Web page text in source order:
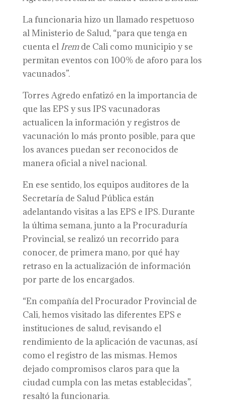
La funcionaria hizo un llamado respetuoso
al Ministerio de Salud, “para que tenga en
cuenta el Iremde Cali como municipio y se
permitan eventos con 100% de aforo para los
vacunados”.
Torres Agredo enfatizó en la importancia de
que las EPS y sus IPS vacunadoras
actualicen la información y registros de
vacunación lo más pronto posible, para que
los avances puedan ser reconocidos de
manera oficial a nivel nacional.
En ese sentido, los equipos auditores de la
Secretaría de Salud Pública están
adelantando visitas a las EPS e IPS. Durante
la última semana, junto a la Procuraduría
Provincial, se realizó un recorrido para
conocer, de primera mano, por qué hay
retraso en la actualización de información
por parte de los encargados.
“En compañía del Procurador Provincial de
Cali, hemos visitado las diferentes EPS e
instituciones de salud, revisando el
rendimiento de la aplicación de vacunas, así
como el registro de las mismas. Hemos
dejado compromisos claros para que la
ciudad cumpla con las metas establecidas”,
resaltó la funcionaria.